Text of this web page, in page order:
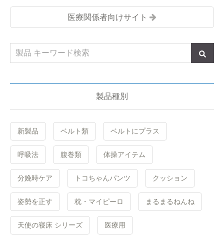
医療関係者向けサイト
製品種別
新製品 ベルト類 ベルトにプラス
呼吸法 腹巻類 体操アイテム
分娩時ケア トコちゃんパンツ クッション
姿勢を正す 枕・マイピーロ まるまるねんね
天使の寝床 シリーズ 医療用